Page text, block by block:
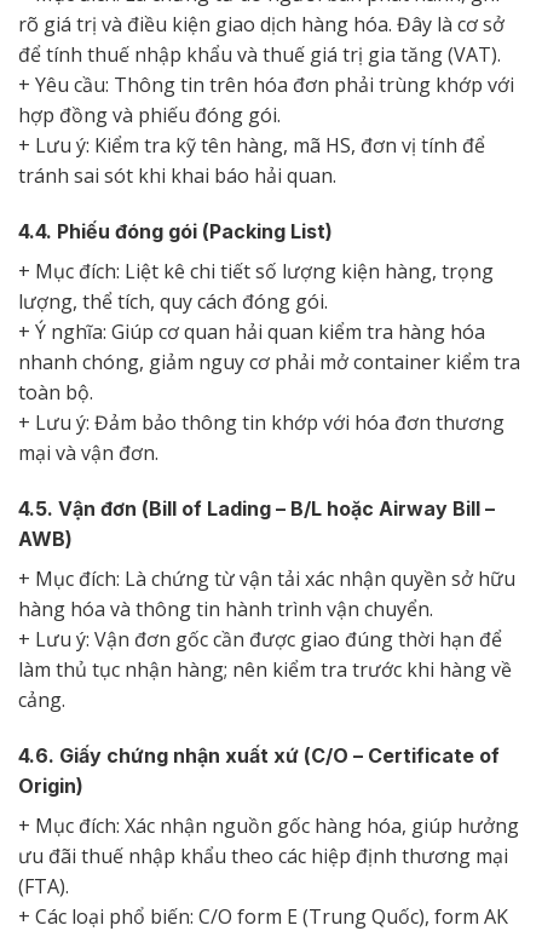
rõ giá trị và điều kiện giao dịch hàng hóa. Đây là cơ sở
để tính thuế nhập khẩu và thuế giá trị gia tăng (VAT).
+ Yêu cầu: Thông tin trên hóa đơn phải trùng khớp với
hợp đồng và phiếu đóng gói.
+ Lưu ý: Kiểm tra kỹ tên hàng, mã HS, đơn vị tính để
tránh sai sót khi khai báo hải quan.
4.4. Phiếu đóng gói (Packing List)
+ Mục đích: Liệt kê chi tiết số lượng kiện hàng, trọng
lượng, thể tích, quy cách đóng gói.
+ Ý nghĩa: Giúp cơ quan hải quan kiểm tra hàng hóa
nhanh chóng, giảm nguy cơ phải mở container kiểm tra
toàn bộ.
+ Lưu ý: Đảm bảo thông tin khớp với hóa đơn thương
mại và vận đơn.
4.5. Vận đơn (Bill of Lading – B/L hoặc Airway Bill –
AWB)
+ Mục đích: Là chứng từ vận tải xác nhận quyền sở hữu
hàng hóa và thông tin hành trình vận chuyển.
+ Lưu ý: Vận đơn gốc cần được giao đúng thời hạn để
làm thủ tục nhận hàng; nên kiểm tra trước khi hàng về
cảng.
4.6. Giấy chứng nhận xuất xứ (C/O – Certificate of
Origin)
+ Mục đích: Xác nhận nguồn gốc hàng hóa, giúp hưởng
ưu đãi thuế nhập khẩu theo các hiệp định thương mại
(FTA).
+ Các loại phổ biến: C/O form E (Trung Quốc), form AK